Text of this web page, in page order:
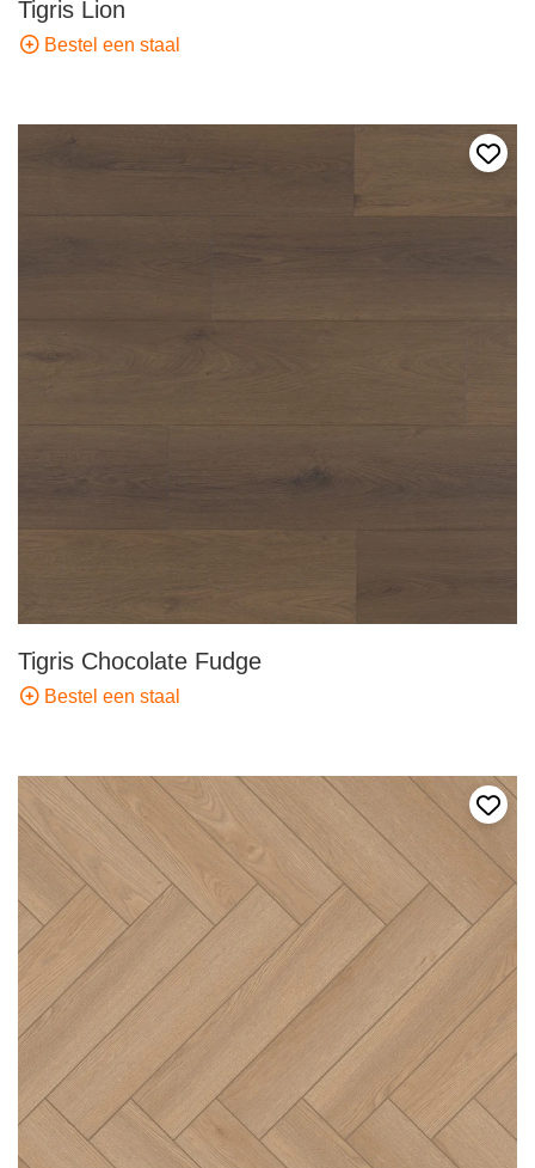
Tigris Lion
Bestel een staal
Voeg
Tigris Chocolate Fudge
Bestel een staal
Voeg